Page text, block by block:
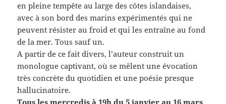
en pleine tempête au large des côtes islandaises,
avec à son bord des marins expérimentés qui ne
peuvent résister au froid et qui les entraîne au fond
de la mer. Tous sauf un.
A partir de ce fait divers, l’auteur construit un
monologue captivant, où se mêlent une évocation
très concrète du quotidien et une poésie presque
hallucinatoire.